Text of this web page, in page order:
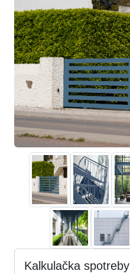
Kalkulačka spotreby